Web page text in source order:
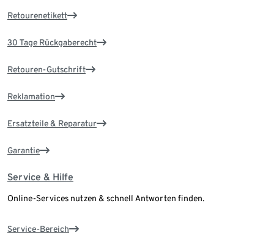
Retourenetikett
30 Tage Rückgaberecht
Retouren-Gutschrift
Reklamation
Ersatzteile & Reparatur
Garantie
Service & Hilfe
Online-Services nutzen & schnell Antworten finden.
Service-Bereich